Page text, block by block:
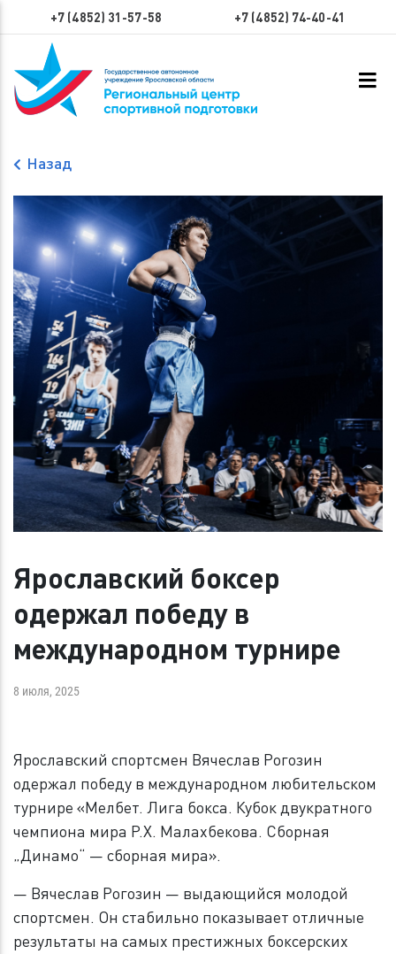
+7 (4852) 31-57-58 +7 (4852) 74-40-41
Назад
Ярославский боксер
одержал победу в
международном турнире
8 июля, 2025
Ярославский спортсмен Вячеслав Рогозин
одержал победу в международном любительском
турнире «Мелбет. Лига бокса. Кубок двукратного
чемпиона мира Р.Х. Малахбекова. Сборная
„Динамо“ — сборная мира».
— Вячеслав Рогозин — выдающийся молодой
спортсмен. Он стабильно показывает отличные
результаты на самых престижных боксерских